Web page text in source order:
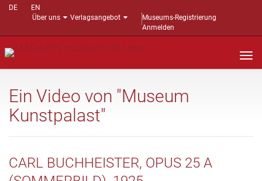
DE
EN
Über uns
Verlagsangebot
Museums-Registrierung
Anmelden
Ein Video von "Museum
Kunstpalast"
CARL BUCHHEISTER, OPUS 25 A